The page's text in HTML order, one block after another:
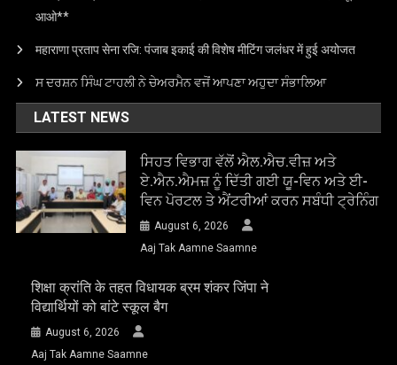
आओ**
महाराणा प्रताप सेना रजि: पंजाब इकाई की विशेष मीटिंग जलंधर में हुई अयोजत
ਸ ਦਰਸ਼ਨ ਸਿੰਘ ਟਾਹਲੀ ਨੇ ਚੇਅਰਮੈਨ ਵਜੋਂ ਆਪਣਾ ਅਹੁਦਾ ਸੰਭਾਲਿਆ
LATEST NEWS
ਸਿਹਤ ਵਿਭਾਗ ਵੱਲੋਂ ਐਲ.ਐਚ.ਵੀਜ਼ ਅਤੇ
ਏ.ਐਨ.ਐਮਜ਼ ਨੂੰ ਦਿੱਤੀ ਗਈ ਯੂ-ਵਿਨ ਅਤੇ ਈ-
ਵਿਨ ਪੋਰਟਲ ਤੇ ਐਂਟਰੀਆਂ ਕਰਨ ਸਬੰਧੀ ਟ੍ਰੇਨਿੰਗ
August 6, 2026
Aaj Tak Aamne Saamne
शिक्षा क्रांति के तहत विधायक ब्रम शंकर जिंपा ने
विद्यार्थियों को बांटे स्कूल बैग
August 6, 2026
Aaj Tak Aamne Saamne